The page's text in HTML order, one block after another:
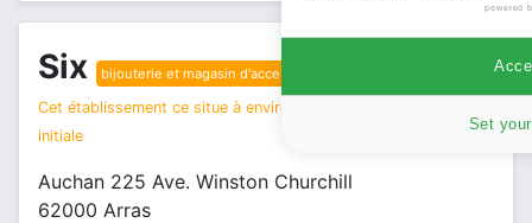
Six bijouterie et magasin d'accessoires
Cet établissement ce situe à environ 2 km de votre recherche
initiale
Auchan 225 Ave. Winston Churchill
62000 Arras
powered
Set